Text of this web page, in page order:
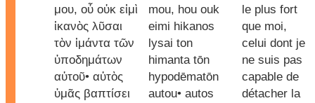
μου, οὗ οὐκ εἰμὶ
ἱκανὸς λῦσαι
τὸν ἱμάντα τῶν
ὑποδημάτων
αὐτοῦ• αὐτὸς
ὑμᾶς βαπτίσει
mou, hou ouk
eimi hikanos
lysai ton
himanta tōn
hypodēmatōn
autou• autos
le plus fort
que moi,
celui dont je
ne suis pas
capable de
détacher la